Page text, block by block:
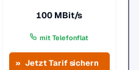
100 MBit/s
mit Telefonflat
Jetzt Tarif sichern